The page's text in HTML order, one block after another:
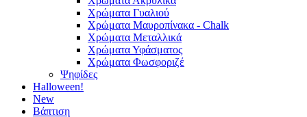
Χρώματα Γυαλιού
Χρώματα Μαυροπίνακα - Chalk
Χρώματα Μεταλλικά
Χρώματα Υφάσματος
Χρώματα Φωσφοριζέ
Ψηφίδες
Halloween!
New
Βάπτιση